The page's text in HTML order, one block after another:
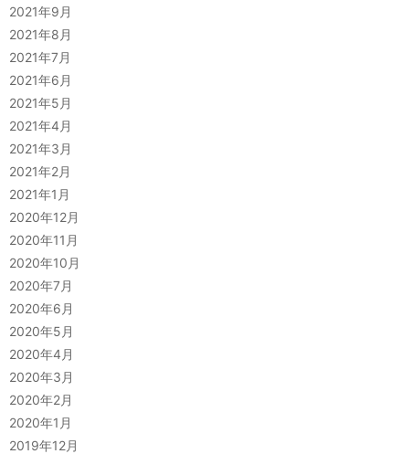
2021年9月
2021年8月
2021年7月
2021年6月
2021年5月
2021年4月
2021年3月
2021年2月
2021年1月
2020年12月
2020年11月
2020年10月
2020年7月
2020年6月
2020年5月
2020年4月
2020年3月
2020年2月
2020年1月
2019年12月